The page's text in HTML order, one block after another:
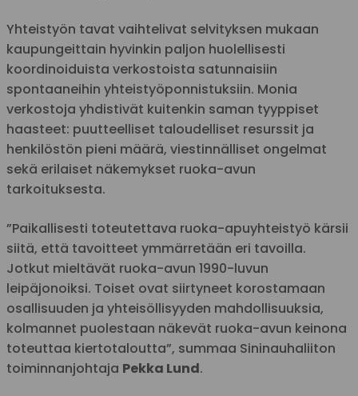
Yhteistyön tavat vaihtelivat selvityksen mukaan
kaupungeittain hyvinkin paljon huolellisesti
koordinoiduista verkostoista satunnaisiin
spontaaneihin yhteistyöponnistuksiin. Monia
verkostoja yhdistivät kuitenkin saman tyyppiset
haasteet: puutteelliset taloudelliset resurssit ja
henkilöstön pieni määrä, viestinnälliset ongelmat
sekä erilaiset näkemykset ruoka-avun
tarkoituksesta.
”Paikallisesti toteutettava ruoka-apuyhteistyö kärsii
siitä, että tavoitteet ymmärretään eri tavoilla.
Jotkut mieltävät ruoka-avun 1990-luvun
leipäjonoiksi. Toiset ovat siirtyneet korostamaan
osallisuuden ja yhteisöllisyyden mahdollisuuksia,
kolmannet puolestaan näkevät ruoka-avun keinona
toteuttaa kiertotaloutta”, summaa Sininauhaliiton
toiminnanjohtaja Pekka Lund.